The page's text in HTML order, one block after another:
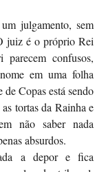
julgamento, sem
juiz é o próprio Rei
confusos,
em uma folha
Copas está sendo
tortas da Rainha e
não saber nada
absurdos.